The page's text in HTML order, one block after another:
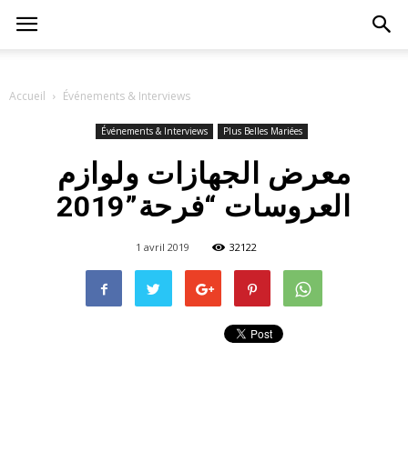
Accueil Événements & Interviews
Événements & Interviews Plus Belles Mariées
معرض الجهازات ولوازم
العروسات “فرحة”2019
1 avril 2019 32122